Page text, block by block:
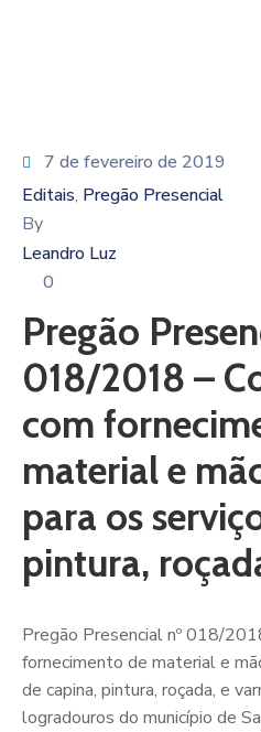
7 de fevereiro de 2019
Editais‚ Pregão Presencial
By
Leandro Luz
0
Pregão
018/2018 –
com
material e
para os
pintura,
Pregão Presencial nº 018/
fornecimento de material e
de capina, pintura, roçada, e
logradouros do município de